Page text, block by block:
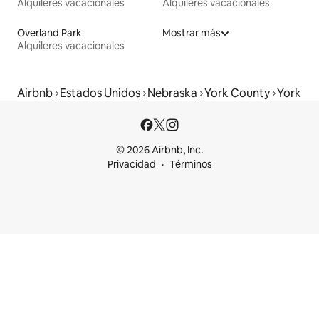
Alquileres vacacionales
Alquileres vacacionales
Overland Park
Alquileres vacacionales
Mostrar más
Airbnb Estados Unidos Nebraska York County York
© 2026 Airbnb, Inc.
Privacidad
Términos